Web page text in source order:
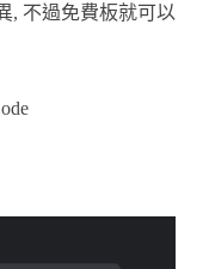
, 不過免費板就可以